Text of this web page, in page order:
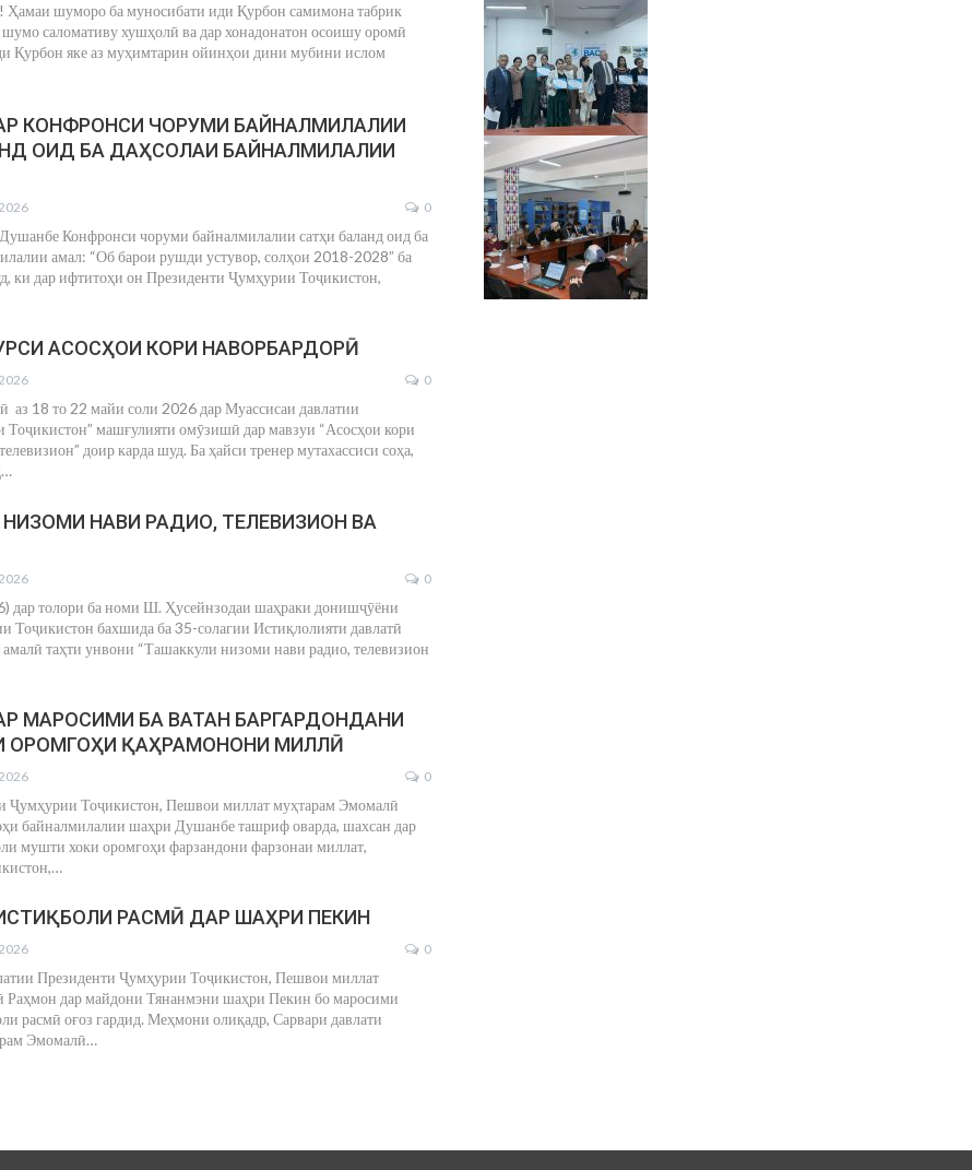
Ҳамаи шуморо ба муносибати иди Қурбон самимона табрик
шумо саломативу хушҳолӣ ва дар хонадонатон осоишу оромӣ
Қурбон яке аз муҳимтарин ойинҳои дини мубини ислом
КОНФРОНСИ ЧОРУМИ БАЙНАЛМИЛАЛИИ
ОИД БА ДАҲСОЛАИ БАЙНАЛМИЛАЛИИ
0
Конфронси чоруми байналмилалии сатҳи баланд оид ба
амал: “Об барои рушди устувор, солҳои 2018-2028” ба
ки дар ифтитоҳи он Президенти Ҷумҳурии Тоҷикистон,
АСОСҲОИ КОРИ НАВОРБАРДОРӢ
0
аз 18 то 22 майи соли 2026 дар Муассисаи давлатии
машғулияти омӯзишӣ дар мавзуи “Асосҳои кори
доир карда шуд. Ба ҳайси тренер мутахассиси соҳа,
…
НАВИ РАДИО, ТЕЛЕВИЗИОН ВА
0
дар толори ба номи Ш. Ҳусейнзодаи шаҳраки донишҷӯёни
Тоҷикистон бахшида ба 35-солагии Истиқлолияти давлатӣ
таҳти унвони “Ташаккули низоми нави радио, телевизион
МАРОСИМИ БА ВАТАН БАРГАРДОНДАНИ
ОРОМГОҲИ ҚАҲРАМОНОНИ МИЛЛӢ
0
Ҷумҳурии Тоҷикистон, Пешвои миллат муҳтарам Эмомалӣ
байналмилалии шаҳри Душанбе ташриф оварда, шахсан дар
мушти хоки оромгоҳи фарзандони фарзонаи миллат,
…
РАСМӢ ДАР ШАҲРИ ПЕКИН
0
Президенти Ҷумҳурии Тоҷикистон, Пешвои миллат
Раҳмон дар майдони Тянанмэни шаҳри Пекин бо маросими
расмӣ оғоз гардид. Меҳмони олиқадр, Сарвари давлати
Эмомалӣ…